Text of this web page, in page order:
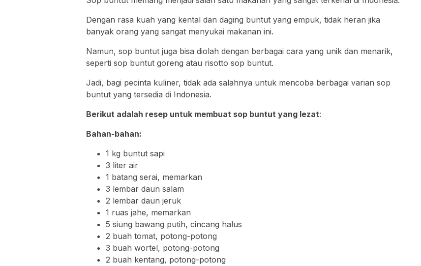
Dengan rasa kuah yang kental dan daging buntut yang empuk, tidak heran jika
banyak orang yang sangat menyukai makanan ini.
Namun, sop buntut juga bisa diolah dengan berbagai cara yang unik dan menarik,
seperti sop buntut goreng atau risotto sop buntut.
Jadi, bagi pecinta kuliner, tidak ada salahnya untuk mencoba berbagai varian sop
buntut yang tersedia di Indonesia.
Berikut adalah resep untuk membuat sop buntut yang lezat:
Bahan-bahan:
1 kg buntut sapi
3 liter air
1 batang serai, memarkan
3 lembar daun salam
2 lembar daun jeruk
1 ruas jahe, memarkan
5 siung bawang putih, cincang halus
2 buah tomat, potong-potong
3 buah wortel, potong-potong
2 buah kentang, potong-potong